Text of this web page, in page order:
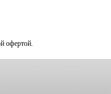
офертой.